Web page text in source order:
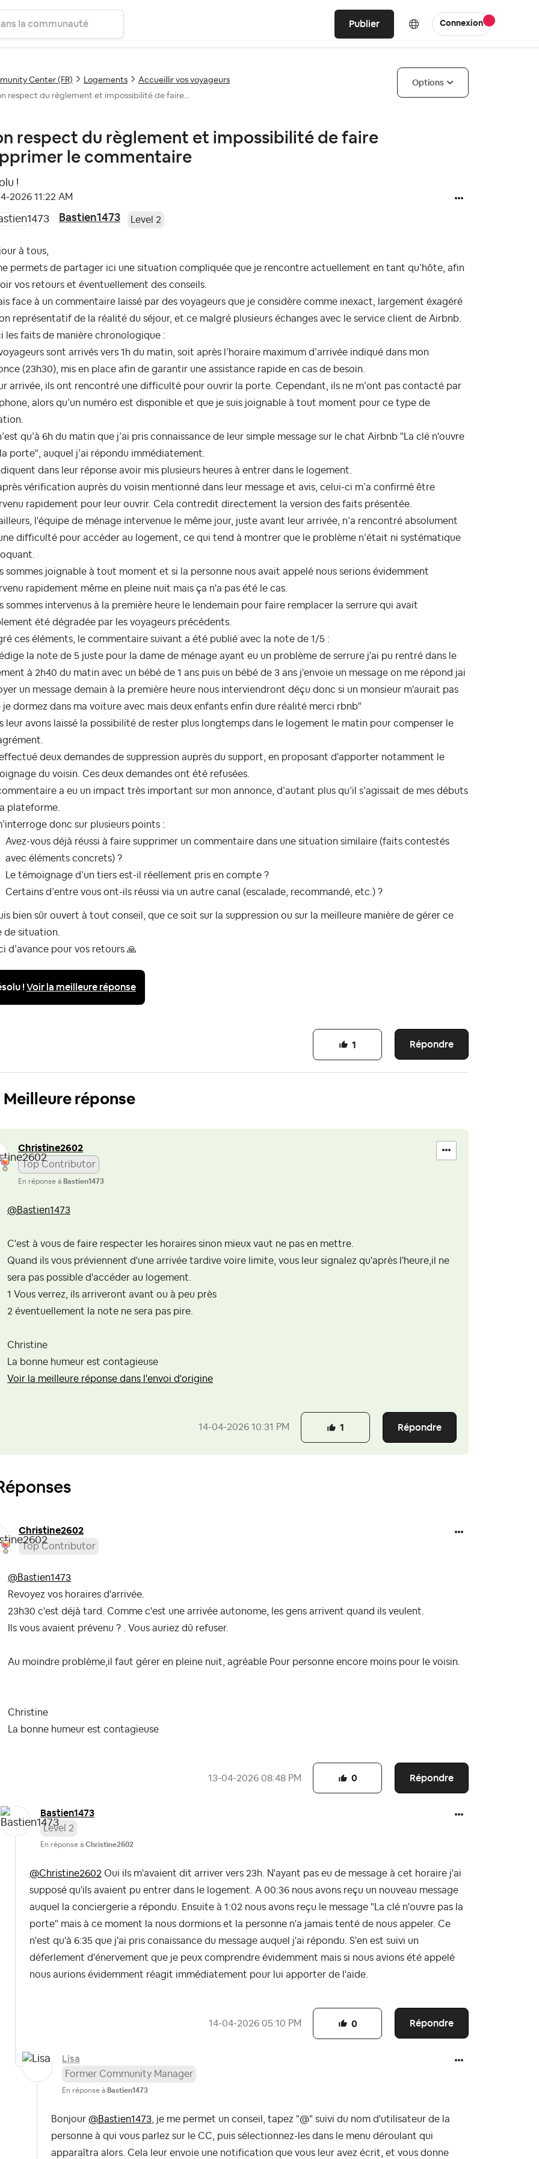
Publier Connexion
Center (FR) Logements
Accueillir vos voyageurs
respect du règlement et impossibilité de faire...
Options
respect du règlement et impossibilité de faire
le commentaire
!
2026 11:22 AM
Bastien1473 Level 2
à tous,
permets de partager ici une situation compliquée que je rencontre actuellement en tant qu’hôte, afin
vos retours et éventuellement des conseils.
face à un commentaire laissé par des voyageurs que je considère comme inexact, largement éxagéré
représentatif de la réalité du séjour, et ce malgré plusieurs échanges avec le service client de Airbnb.
les faits de manière chronologique :
sont arrivés vers 1h du matin, soit après l’horaire maximum d’arrivée indiqué dans mon
(23h30), mis en place afin de garantir une assistance rapide en cas de besoin.
arrivée, ils ont rencontré une difficulté pour ouvrir la porte. Cependant, ils ne m’ont pas contacté par
alors qu’un numéro est disponible et que je suis joignable à tout moment pour ce type de
qu’à 6h du matin que j’ai pris connaissance de leur simple message sur le chat Airbnb "La clé n'ouvre
porte", auquel j’ai répondu immédiatement.
dans leur réponse avoir mis plusieurs heures à entrer dans le logement.
vérification auprès du voisin mentionné dans leur message et avis, celui-ci m’a confirmé être
rapidement pour leur ouvrir. Cela contredit directement la version des faits présentée.
l'équipe de ménage intervenue le même jour, juste avant leur arrivée, n’a rencontré absolument
difficulté pour accéder au logement, ce qui tend à montrer que le problème n’était ni systématique
sommes joignable à tout moment et si la personne nous avait appelé nous serions évidemment
rapidement même en pleine nuit mais ça n'a pas été le cas.
sommes intervenus à la première heure le lendemain pour faire remplacer la serrure qui avait
été dégradée par les voyageurs précédents.
ces éléments, le commentaire suivant a été publié avec la note de 1/5 :
la note de 5 juste pour la dame de ménage ayant eu un problème de serrure j'ai pu rentré dans le
à 2h40 du matin avec un bébé de 1 ans puis un bébé de 3 ans j'envoie un message on me répond jai
un message demain à la première heure nous interviendront déçu donc si un monsieur m'aurait pas
je dormez dans ma voiture avec mais deux enfants enfin dure réalité merci rbnb"
leur avons laissé la possibilité de rester plus longtemps dans le logement le matin pour compenser le
effectué deux demandes de suppression auprès du support, en proposant d'apporter notamment le
du voisin. Ces deux demandes ont été refusées.
a eu un impact très important sur mon annonce, d’autant plus qu’il s’agissait de mes débuts
plateforme.
donc sur plusieurs points :
Avez-vous déjà réussi à faire supprimer un commentaire dans une situation similaire (faits contestés
avec éléments concrets) ?
Le témoignage d’un tiers est-il réellement pris en compte ?
Certains d’entre vous ont-ils réussi via un autre canal (escalade, recommandé, etc.) ?
bien sûr ouvert à tout conseil, que ce soit sur la suppression ou sur la meilleure manière de gérer ce
de situation.
d’avance pour vos retours 🙏
!Voir la meilleure réponse
Répondre
1
Meilleure réponse
Christine2602
Top Contributor
En réponse à Bastien1473
@Bastien1473
C'est à vous de faire respecter les horaires sinon mieux vaut ne pas en mettre.
Quand ils vous préviennent d'une arrivée tardive voire limite, vous leur signalez qu'après l'heure,il ne
sera pas possible d'accéder au logement.
1 Vous verrez, ils arriveront avant ou à peu près
2 éventuellement la note ne sera pas pire.
Christine
La bonne humeur est contagieuse
Voir la meilleure réponse dans l'envoi d'origine
‎14-04-2026 10:31 PM Répondre
1
Christine2602
Top Contributor
@Bastien1473
Revoyez vos horaires d'arrivée.
23h30 c'est déjà tard. Comme c'est une arrivée autonome, les gens arrivent quand ils veulent.
Ils vous avaient prévenu ? . Vous auriez dû refuser.
Au moindre problème,il faut gérer en pleine nuit, agréable Pour personne encore moins pour le voisin.
Christine
La bonne humeur est contagieuse
‎13-04-2026 08:48 PM Répondre
0
Bastien1473
Level 2
En réponse à Christine2602
@Christine2602 Oui ils m'avaient dit arriver vers 23h. N'ayant pas eu de message à cet horaire j'ai
supposé qu'ils avaient pu entrer dans le logement. A 00:36 nous avons reçu un nouveau message
auquel la conciergerie a répondu. Ensuite à 1:02 nous avons reçu le message "La clé n'ouvre pas la
porte" mais à ce moment la nous dormions et la personne n'a jamais tenté de nous appeler. Ce
n'est qu'à 6:35 que j'ai pris conaissance du message auquel j'ai répondu. S'en est suivi un
déferlement d'énervement que je peux comprendre évidemment mais si nous avions été appelé
nous aurions évidemment réagit immédiatement pour lui apporter de l'aide.
‎14-04-2026 05:10 PM Répondre
0
Lisa
Former Community Manager
En réponse à Bastien1473
Bonjour @Bastien1473 , je me permet un conseil, tapez "@" suivi du nom d'utilisateur de la
personne à qui vous parlez sur le CC, puis sélectionnez-les dans le menu déroulant qui
apparaîtra alors. Cela leur envoie une notification que vous leur avez écrit, et vous donne